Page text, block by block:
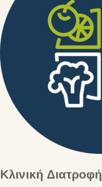
Κλινική Διατροφή